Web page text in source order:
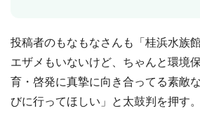
投稿者のもなもなさんも「桂浜水族
エザメもいないけど、ちゃんと環境
育・啓発に真摯に向き合ってる素敵
びに行ってほしい」と太鼓判を押す。